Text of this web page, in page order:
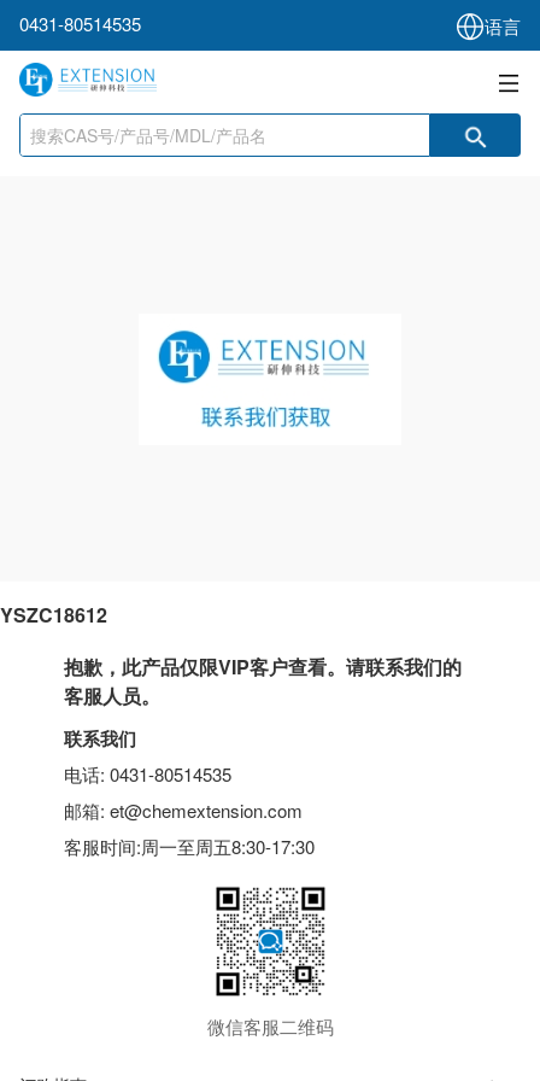
0431-80514535 语言
YSZC18612
抱歉，此产品仅限VIP客户查看。请联系我们的
客服人员。
联系我们
电话: 0431-80514535
邮箱: et@chemextension.com
客服时间:周一至周五8:30-17:30
微信客服二维码